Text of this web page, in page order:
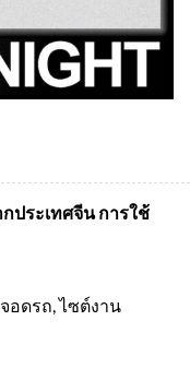
กประเทศจีนการใช้
อดรถ, ไซต์งาน